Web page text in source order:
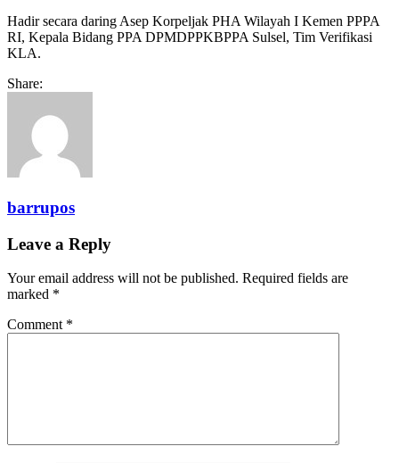
Hadir secara daring Asep Korpeljak PHA Wilayah I Kemen PPPA
RI, Kepala Bidang PPA DPMDPPKBPPA Sulsel, Tim Verifikasi
KLA.
Share:
barrupos
Leave a Reply
Your email address will not be published. Required fields are
marked *
Comment *